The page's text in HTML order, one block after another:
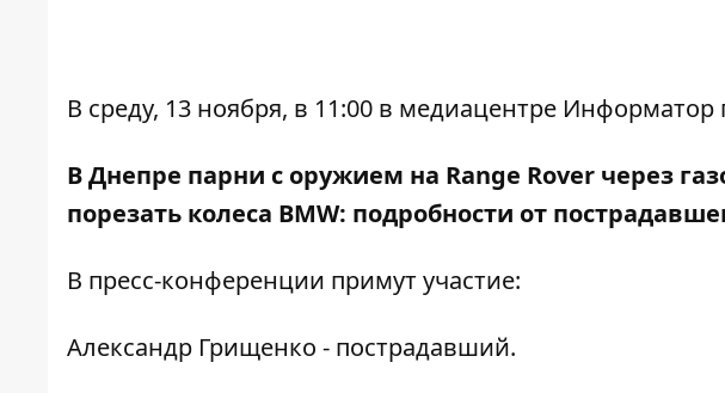
В среду, 13 ноября, в 11:00 в медиацентре
В Днепре парни с оружием на Range Rover через
порезать колеса BMW: подробности от
В пресс-конференции примут участие:
Александр Грищенко - пострадавший.